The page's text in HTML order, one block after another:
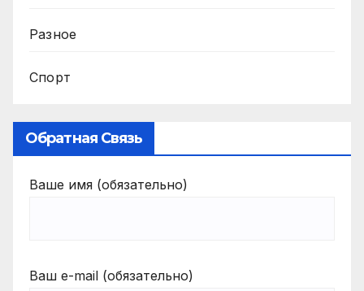
Разное
Спорт
Обратная Связь
Ваше имя (обязательно)
Ваш e-mail (обязательно)